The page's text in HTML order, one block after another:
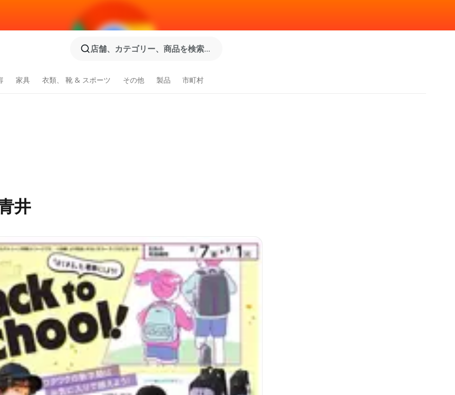
店舗、カテゴリー、商品を検索...
家具 衣類、 靴 & スポーツ その他 製品 市町村
井